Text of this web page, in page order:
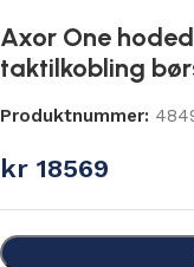
Axor One
taktilkobling
Produktnummer:
kr 18569